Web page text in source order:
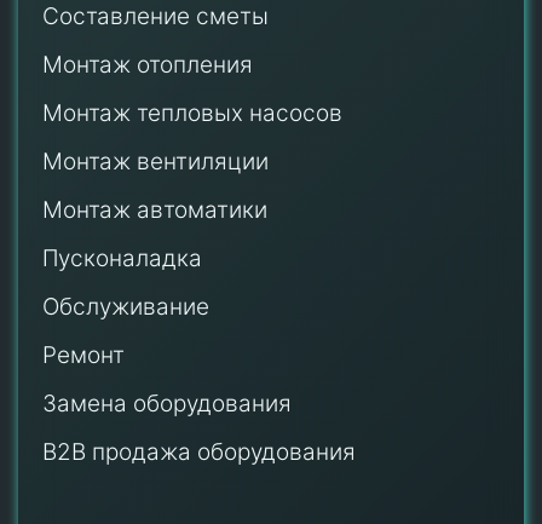
Составление сметы
Монтаж отопления
Монтаж тепловых насосов
Монтаж вентиляции
Монтаж автоматики
Пусконаладка
Обслуживание
Ремонт
Замена оборудования
B2B продажа оборудования